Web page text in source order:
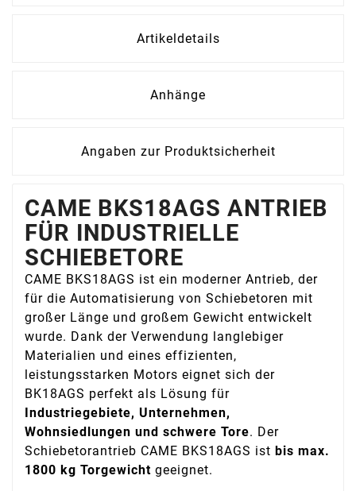
Artikeldetails
Anhänge
Angaben zur Produktsicherheit
CAME BKS18AGS ANTRIEB
FÜR INDUSTRIELLE
SCHIEBETORE
CAME BKS18AGS ist ein moderner Antrieb, der
für die Automatisierung von Schiebetoren mit
großer Länge und großem Gewicht entwickelt
wurde. Dank der Verwendung langlebiger
Materialien und eines effizienten,
leistungsstarken Motors eignet sich der
BK18AGS perfekt als Lösung für
Industriegebiete, Unternehmen,
Wohnsiedlungen und schwere Tore. Der
Schiebetorantrieb CAME BKS18AGS ist bis max.
1800 kg Torgewicht geeignet.